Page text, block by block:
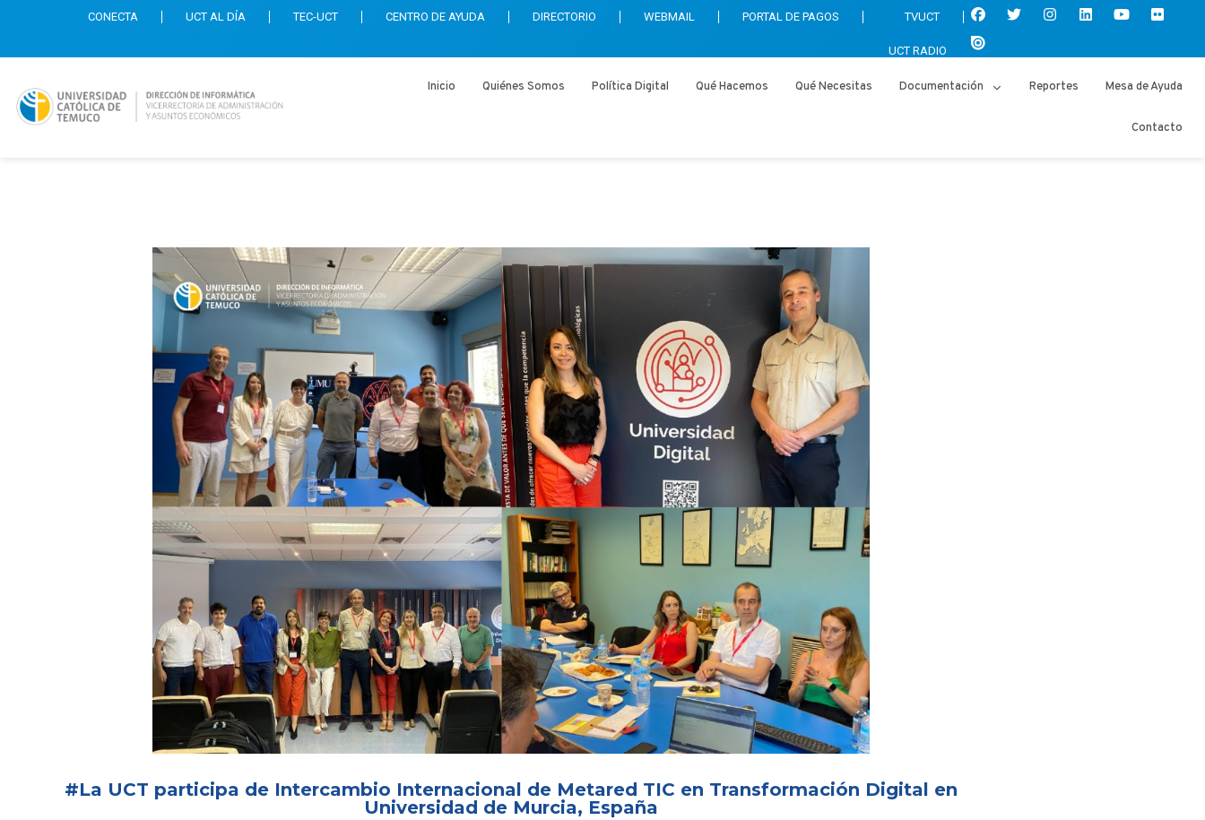
CONECTA UCT AL DÍA TEC-UCT CENTRO DE AYUDA DIRECTORIO WEBMAIL PORTAL DE PAGOS TVUCT
UCT RADIO
Inicio Quiénes Somos Política Digital Qué Hacemos Qué Necesitas Documentación Reportes Mesa de Ayuda
Contacto
#La UCT participa de Intercambio Internacional de Metared TIC en Transformación Digital en
Universidad de Murcia, España